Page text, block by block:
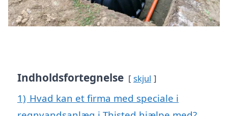
Indholdsfortegnelse skjul
1) Hvad kan et firma med speciale i